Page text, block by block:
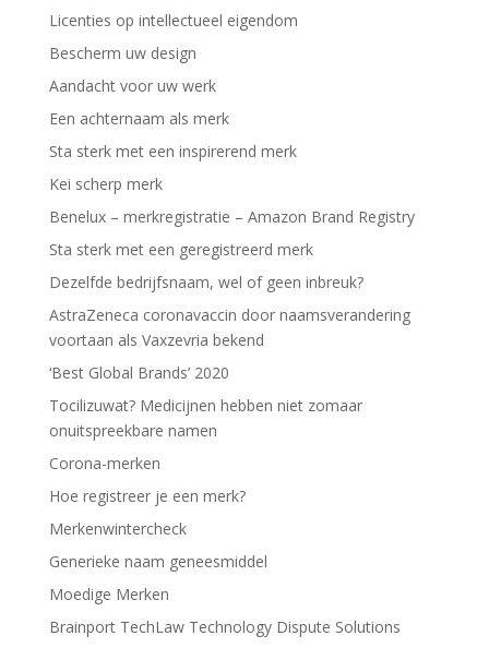
Licenties op intellectueel eigendom
Bescherm uw design
Aandacht voor uw werk
Een achternaam als merk
Sta sterk met een inspirerend merk
Kei scherp merk
Benelux – merkregistratie – Amazon Brand Registry
Sta sterk met een geregistreerd merk
Dezelfde bedrijfsnaam, wel of geen inbreuk?
AstraZeneca coronavaccin door naamsverandering
voortaan als Vaxzevria bekend
‘Best Global Brands’ 2020
Tocilizuwat? Medicijnen hebben niet zomaar
onuitspreekbare namen
Corona-merken
Hoe registreer je een merk?
Merkenwintercheck
Generieke naam geneesmiddel
Moedige Merken
Brainport TechLaw Technology Dispute Solutions